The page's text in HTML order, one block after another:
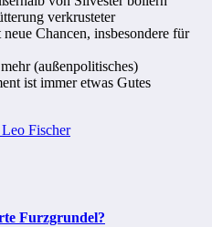
verkrusteter
Chancen, insbesondere für
(außenpolitisches)
ist immer etwas Gutes
Fischer
Furzgrundel?